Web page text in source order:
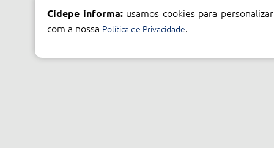
Cidepe informa:usamos cookies para
com a nossa Política de Privacidade.